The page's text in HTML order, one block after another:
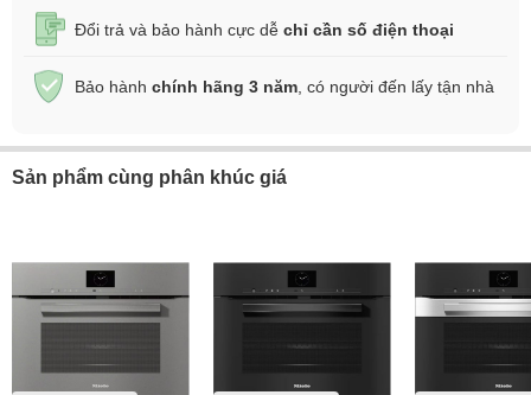
Đổi trả và bảo hành cực dễ chỉ cần số điện thoại
Bảo hành chính hãng 3 năm , có người đến lấy tận nhà
Sản phẩm cùng phân khúc giá